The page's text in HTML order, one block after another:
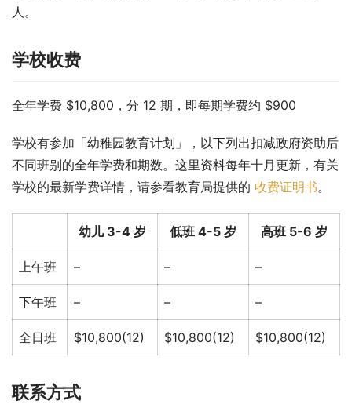
人。
学校收费
全年学费 $10,800，分 12 期，即每期学费约 $900
学校有参加「幼稚园教育计划」，以下列出扣减政府资助后
不同班别的全年学费和期数。这里资料每年十月更新，有关
学校的最新学费详情，请参看教育局提供的 收费证明书。
幼儿 3-4 岁 低班 4-5 岁 高班 5-6 岁
上午班 – – –
下午班 – – –
全日班 $10,800(12) $10,800(12) $10,800(12)
联系方式